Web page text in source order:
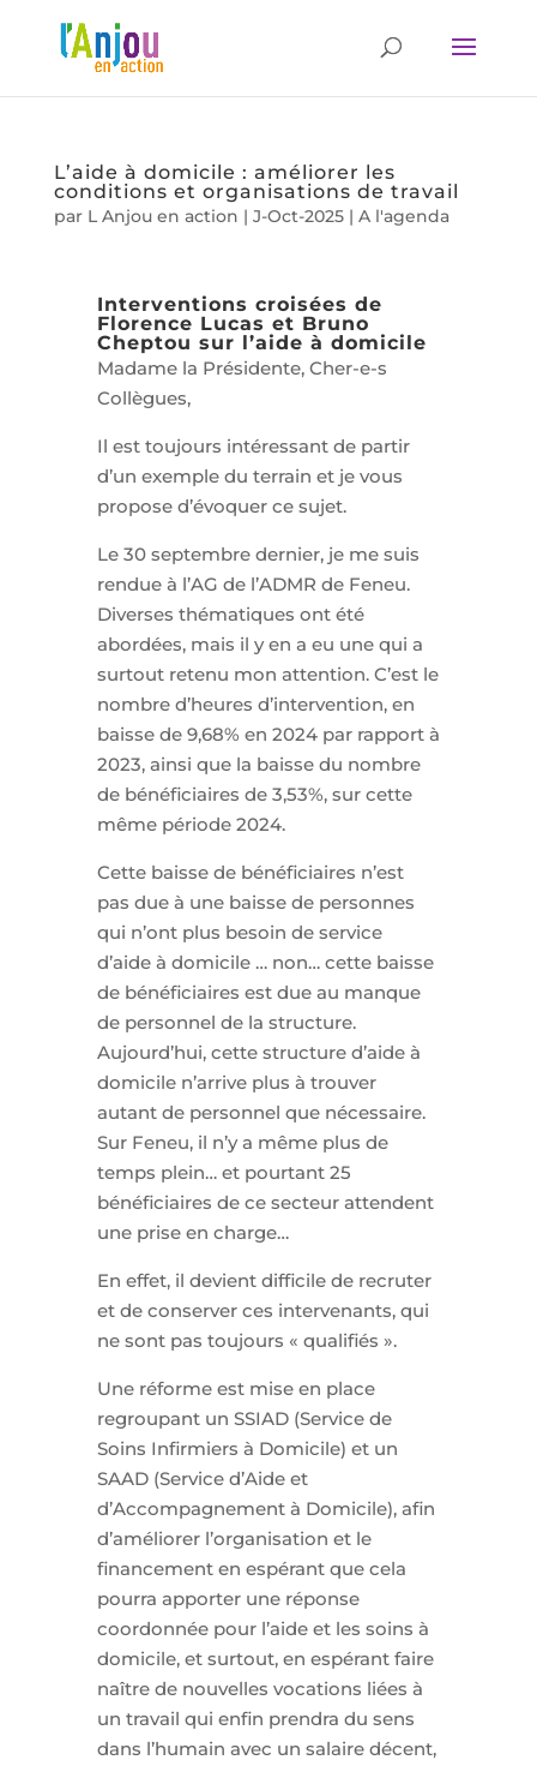
L’aide à domicile : améliorer les
conditions et organisations de travail
par L Anjou en action | J-Oct-2025| A l'agenda
Interventions croisées de
Florence Lucas et Bruno
Cheptou sur l’aide à domicile
Madame la Présidente, Cher-e-s
Collègues,
Il est toujours intéressant de partir
d’un exemple du terrain et je vous
propose d’évoquer ce sujet.
Le 30 septembre dernier, je me suis
rendue à l’AG de l’ADMR de Feneu.
Diverses thématiques ont été
abordées, mais il y en a eu une qui a
surtout retenu mon attention. C’est le
nombre d’heures d’intervention, en
baisse de 9,68% en 2024 par rapport à
2023, ainsi que la baisse du nombre
de bénéficiaires de 3,53%, sur cette
même période 2024.
Cette baisse de bénéficiaires n’est
pas due à une baisse de personnes
qui n’ont plus besoin de service
d’aide à domicile … non… cette baisse
de bénéficiaires est due au manque
de personnel de la structure.
Aujourd’hui, cette structure d’aide à
domicile n’arrive plus à trouver
autant de personnel que nécessaire.
Sur Feneu, il n’y a même plus de
temps plein… et pourtant 25
bénéficiaires de ce secteur attendent
une prise en charge…
En effet, il devient difficile de recruter
et de conserver ces intervenants, qui
ne sont pas toujours « qualifiés ».
Une réforme est mise en place
regroupant un SSIAD (Service de
Soins Infirmiers à Domicile) et un
SAAD (Service d’Aide et
d’Accompagnement à Domicile), afin
d’améliorer l’organisation et le
financement en espérant que cela
pourra apporter une réponse
coordonnée pour l’aide et les soins à
domicile, et surtout, en espérant faire
naître de nouvelles vocations liées à
un travail qui enfin prendra du sens
dans l’humain avec un salaire décent,